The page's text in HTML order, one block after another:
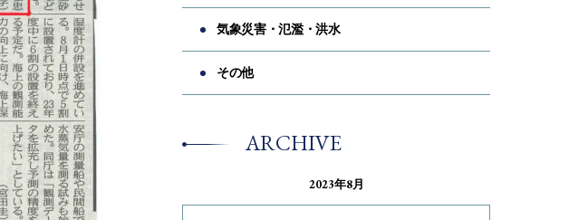
気象災害・氾濫・洪水
その他
ARCHIVE
2023年8月